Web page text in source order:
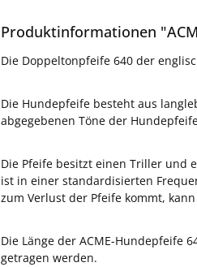
Produktinformationen
Die Doppeltonpfeife 640 der
Die Hundepfeife besteht aus
abgegebenen Töne der
Die Pfeife besitzt einen Triller und
ist in einer standardisierten
zum Verlust der Pfeife kommt,
Die Länge der ACME-Hundepfeife
getragen werden.